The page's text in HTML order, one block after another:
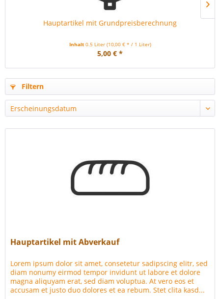
Hauptartikel mit Grundpreisberechnung
Inhalt 0.5 Liter (10,00 € * / 1 Liter)
5,00 € *
Filtern
Hauptartikel mit Abverkauf
Lorem ipsum dolor sit amet, consetetur sadipscing elitr, sed
diam nonumy eirmod tempor invidunt ut labore et dolore
magna aliquyam erat, sed diam voluptua. At vero eos et
accusam et justo duo dolores et ea rebum. Stet clita kasd...